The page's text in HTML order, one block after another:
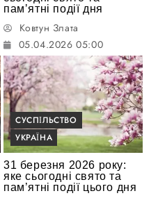
памʼятні події дня
Ковтун Злата
05.04.2026 05:00
СУСПІЛЬСТВО
УКРАЇНА
31 березня 2026 року:
яке сьогодні свято та
пам’ятні події цього дня